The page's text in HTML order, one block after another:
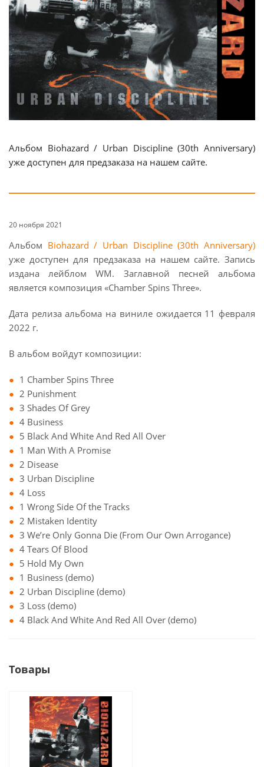
Альбом Biohazard / Urban Discipline (30th Anniversary)
уже доступен для предзаказа на нашем сайте.
20 ноября 2021
Альбом Biohazard / Urban Discipline (30th Anniversary)
уже доступен для предзаказа на нашем сайте. Запись
издана лейблом WM. Заглавной песней альбома
является композиция «Chamber Spins Three».
Дата релиза альбома на виниле ожидается 11 февраля
2022 г.
В альбом войдут композиции:
1 Chamber Spins Three
2 Punishment
3 Shades Of Grey
4 Business
5 Black And White And Red All Over
1 Man With A Promise
2 Disease
3 Urban Discipline
4 Loss
1 Wrong Side Of the Tracks
2 Mistaken Identity
3 We’re Only Gonna Die (From Our Own Arrogance)
4 Tears Of Blood
5 Hold My Own
1 Business (demo)
2 Urban Discipline (demo)
3 Loss (demo)
4 Black And White And Red All Over (demo)
Товары